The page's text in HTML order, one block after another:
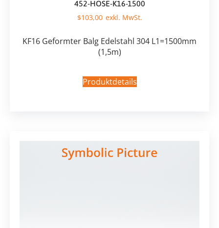
452-HOSE-K16-1500
$103,00
KF16 Geformter Balg Edelstahl 304 L1=1500mm
(1,5m)
Produktdetails